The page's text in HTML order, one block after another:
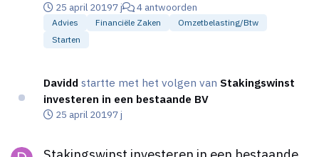
familie een optie zou hebben om in te kopen of te
krijgen B (weet ik momenteel even niet zeker). Dus
we hebben ons er voorbereid. Dus deze bv’s zijn al
advies bij gegeven en een fiscalist. Vraag 5 is nieuw,
nog niet advies over ingewonnen. Vraag 4 lijkt me
toch wat complexer en 3 heb ik dus ook wat twijfels
25 april 20197 j 4 antwoorden
Advies Financiële Zaken
Omzetbelasting/btw
Starten
Davidd startte met het volgen van Stakingswinst
investeren in een bestaande BV
25 april 20197 j